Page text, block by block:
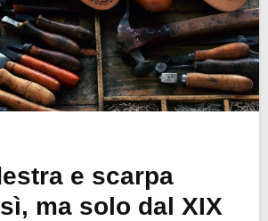
e scarpa
ma solo dal XIX